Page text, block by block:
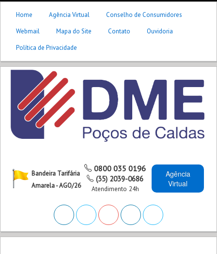
Home Agência Virtual
Conselho de Consumidores
Webmail
Mapa do Site Contato
Ouvidoria
Política de Privacidade
Bandeira Tarifária
Amarela - AGO/26
0800 035 0196
(35) 2039-0686
Atendimento 24h
Agência
Virtual